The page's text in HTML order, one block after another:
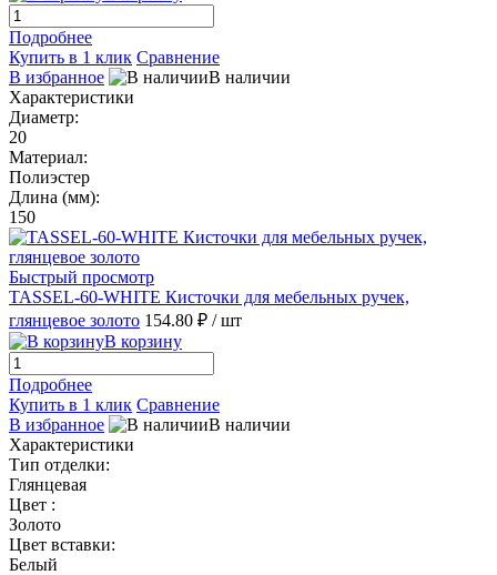
Подробнее
Купить в 1 клик Сравнение
В избранное
В наличии
Характеристики
Диаметр:
20
Материал:
Полиэстер
Длина (мм):
150
Быстрый просмотр
TASSEL-60-WHITE Кисточки для мебельных ручек,
глянцевое золото 154.80 ₽ / шт
В корзину
Подробнее
Купить в 1 клик Сравнение
В избранное
В наличии
Характеристики
Тип отделки:
Глянцевая
Цвет :
Золото
Цвет вставки:
Белый